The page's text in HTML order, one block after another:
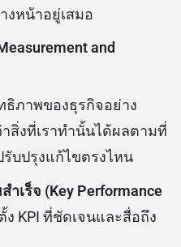
งหน้าอยู่เสมอ
and
ธิภาพของธุรกิจอย่าง
าสิ่งที่เราทำนั้นได้ผลตามที่
บปรุงแก้ไขตรงไหน
เร็จ (Key Performance
ง KPI ที่ชัดเจนและสื่อถึง